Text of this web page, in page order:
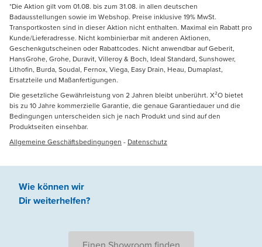
*Die Aktion gilt vom 01.08. bis zum 31.08. in allen deutschen
Badausstellungen sowie im Webshop. Preise inklusive 19% MwSt.
Transportkosten sind in dieser Aktion nicht enthalten. Maximal ein Rabatt pro
Kunde/Lieferadresse. Nicht kombinierbar mit anderen Aktionen,
Geschenkgutscheinen oder Rabattcodes. Nicht anwendbar auf Geberit,
HansGrohe, Grohe, Duravit, Villeroy & Boch, Ideal Standard, Sunshower,
Lithofin, Burda, Soudal, Fernox, Viega, Easy Drain, Heau, Dumaplast,
Ersatzteile und Maßanfertigungen.
Die gesetzliche Gewährleistung von 2 Jahren bleibt unberührt. X²O bietet
bis zu 10 Jahre kommerzielle Garantie, die genaue Garantiedauer und die
Bedingungen unterscheiden sich je nach Produkt und sind auf den
Produktseiten einsehbar.
Allgemeine Geschäftsbedingungen - Datenschutz
Wie können wir
Dir weiterhelfen?